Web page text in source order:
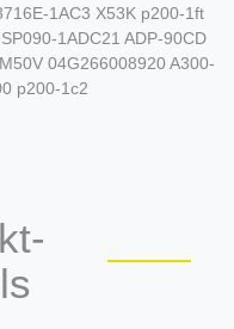
1AC3 X53K p200-1ft
1ADC21 ADP-90CD
04G266008920 A300-
p200-1c2